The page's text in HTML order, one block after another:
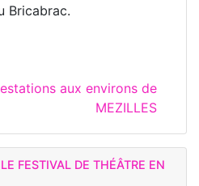
Bricabrac.
aux environs de
MEZILLES
FESTIVAL DE THÉÂTRE EN